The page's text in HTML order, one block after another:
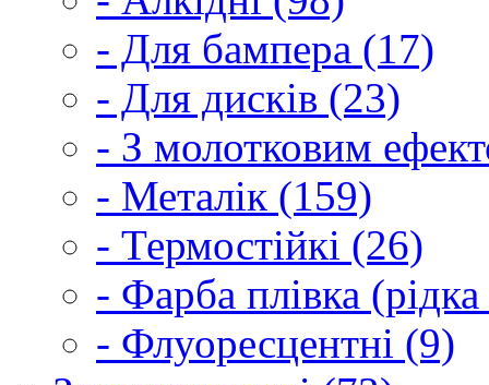
- Для бампера (17)
- Для дисків (23)
- З молотковим
- Металік (159)
- Термостійкі (26)
- Фарба плівка
- Флуоресцентні (9)